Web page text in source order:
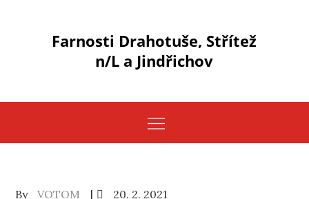
Farnosti Drahotuše, Střítež
n/L a Jindřichov
By VOTOM
Posted
20. 2. 2021